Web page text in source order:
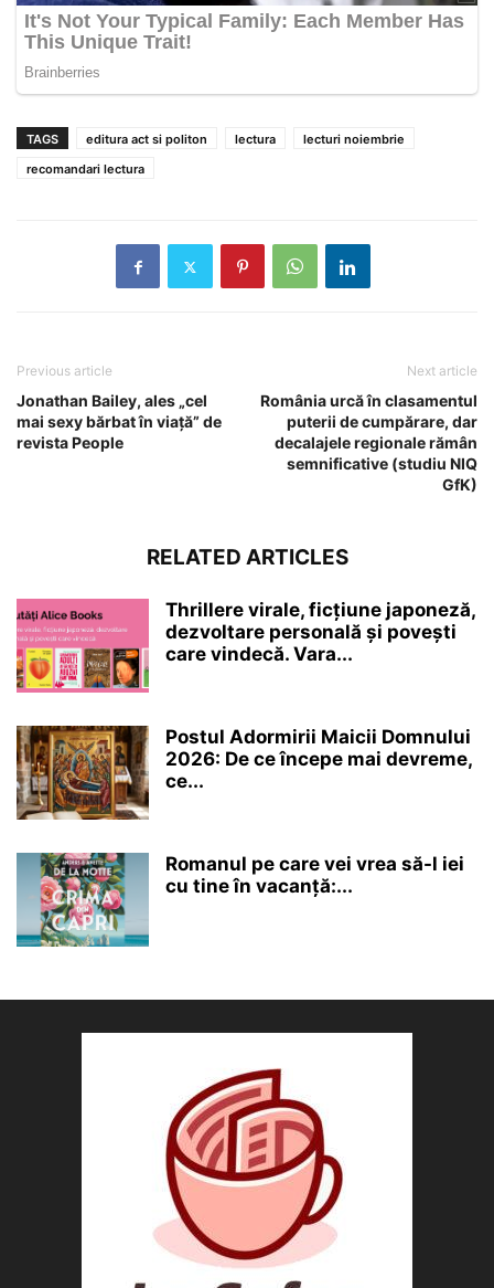
TAGS editura act si politon lectura
lecturi noiembrie
recomandari lectura
Previous article
Jonathan Bailey, ales „cel
mai sexy bărbat în viață” de
revista People
Next article
România urcă în clasamentul
puterii de cumpărare, dar
decalajele regionale rămân
semnificative (studiu NIQ
GfK)
RELATED ARTICLES
Thrillere virale, ficțiune japoneză,
dezvoltare personală și povești
care vindecă. Vara...
Postul Adormirii Maicii Domnului
2026: De ce începe mai devreme,
ce...
Romanul pe care vei vrea să-l iei
cu tine în vacanță:...